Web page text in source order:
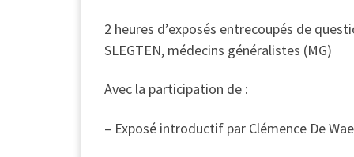
2 heures d’exposés entrecoupés de
SLEGTEN, médecins généralistes (MG)
Avec la participation de :
– Exposé introductif par Clémence De